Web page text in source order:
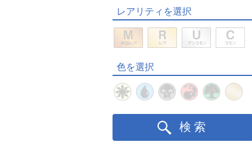
レアリティを選択
色を選択
検索